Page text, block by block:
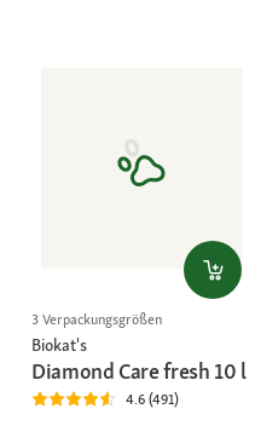
3 Verpackungsgrößen
Biokat's
Diamond Care fresh 10 l
4.6 (491)